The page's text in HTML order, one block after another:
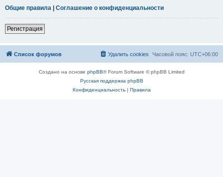
Общие правила | Соглашение о конфиденциальности
Регистрация
Список форумов Часовой пояс: UTC+06:00
Удалить cookies
Создано на основе phpBB® Forum Software © phpBB Limited
Русская поддержка phpBB
Конфиденциальность| Правила